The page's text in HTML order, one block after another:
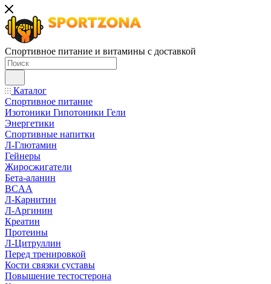
Спортивное питание и витамины с доставкой
Каталог
Спортивное питание
Изотоники Гипотоники Гели
Энергетики
Спортивные напитки
Л-Глютамин
Гейнеры
Жиросжигатели
Бета-аланин
BCAA
Л-Карнитин
Л-Аргинин
Креатин
Протеины
Л-Цитруллин
Перед тренировкой
Кости связки суставы
Повышение тестостерона